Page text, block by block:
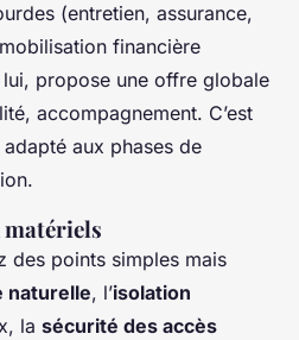
(entretien, assurance,
financière
propose une offre globale
accompagnement. C’est
aux phases de
matériels
des points simples mais
naturelle, l’isolation
la sécurité des accès